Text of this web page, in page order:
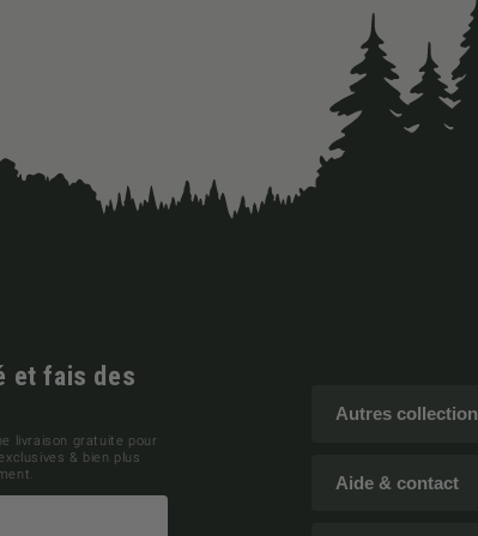
et fais des
livraison gratuite pour
& bien plus
Autres
Aide & contact